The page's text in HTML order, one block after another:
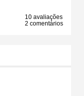
10 avaliações
2 comentários